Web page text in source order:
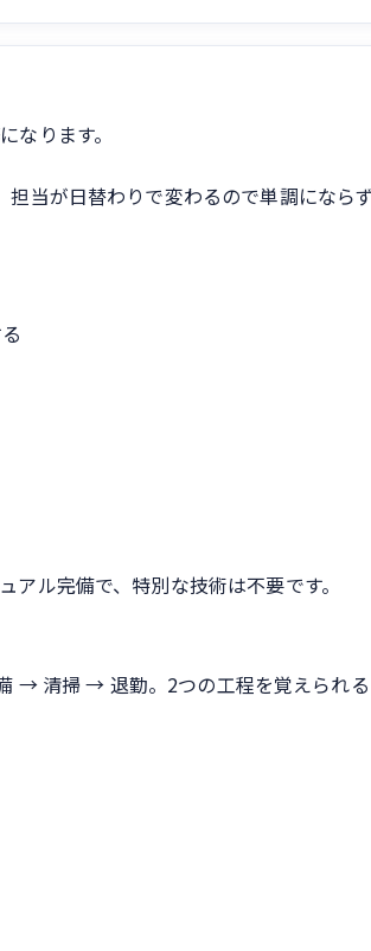
なります。
当が日替わりで変わるので単調になら
ル完備で、特別な技術は不要です。
清掃 → 退勤。2つの工程を覚えられ